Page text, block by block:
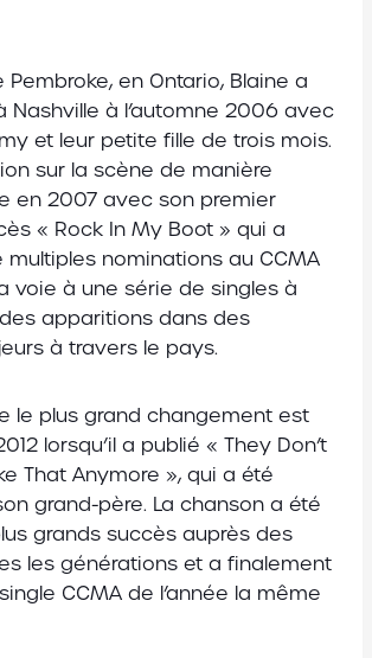
Pembroke, en Ontario, Blaine a
Nashville à l’automne 2006 avec
et leur petite fille de trois mois.
sur la scène de manière
en 2007 avec son premier
« Rock In My Boot » qui a
nominations au CCMA
voie à une série de singles à
apparitions dans des
à travers le pays.
le plus grand changement est
lorsqu’il a publié « They Don’t
That Anymore », qui a été
grand-père. La chanson a été
grands succès auprès des
les générations et a finalement
CCMA de l’année la même